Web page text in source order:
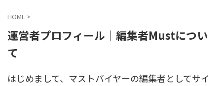
HOME >
運営者プロフィール｜編集者Mustについ
て
はじめまして、マストバイヤーの編集者としてサイ